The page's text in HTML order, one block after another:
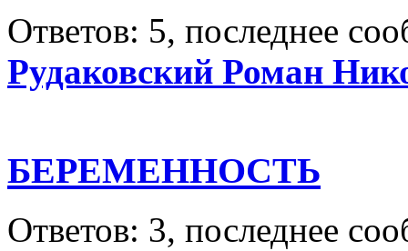
Ответов: 5, последнее
Рудаковский Роман
БЕРЕМЕННОСТЬ
Ответов: 3, последнее